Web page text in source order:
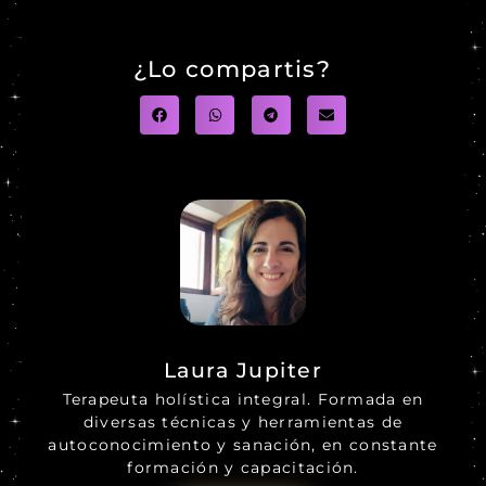
¿Lo compartis?
Laura Jupiter
Terapeuta holística integral. Formada en
diversas técnicas y herramientas de
autoconocimiento y sanación, en constante
formación y capacitación.